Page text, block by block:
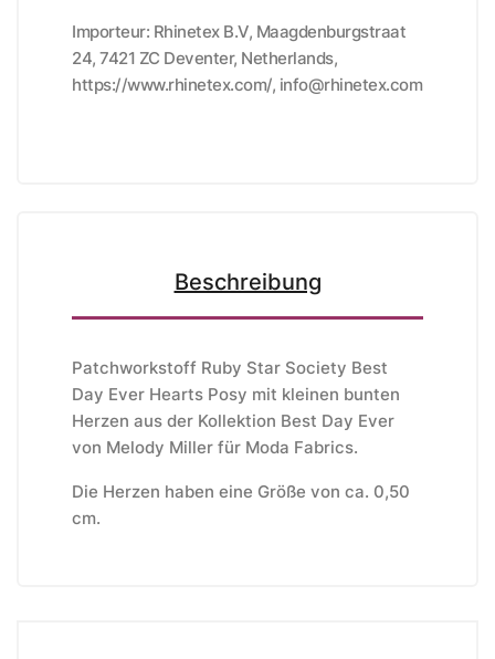
Importeur: Rhinetex B.V, Maagdenburgstraat
24, 7421 ZC Deventer, Netherlands,
https://www.rhinetex.com/, info@rhinetex.com
Beschreibung
Patchworkstoff Ruby Star Society Best
Day Ever Hearts Posy mit kleinen bunten
Herzen aus der Kollektion Best Day Ever
von Melody Miller für Moda Fabrics.
Die Herzen haben eine Größe von ca. 0,50
cm.